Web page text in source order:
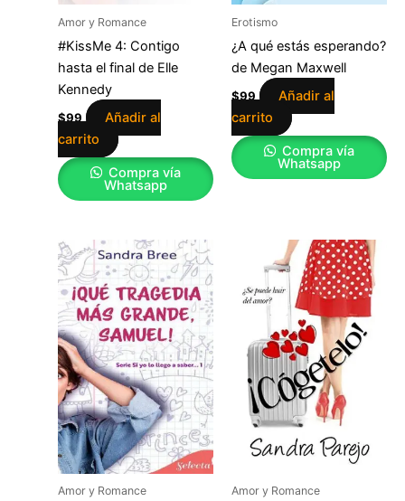
Amor y Romance
#KissMe 4: Contigo
hasta el final de Elle
Kennedy
$99
Añadir al
carrito
Compra vía
Whatsapp
Erotismo
¿A qué estás esperando?
de Megan Maxwell
$99
Añadir al
carrito
Compra vía
Whatsapp
Amor y Romance Amor y Romance